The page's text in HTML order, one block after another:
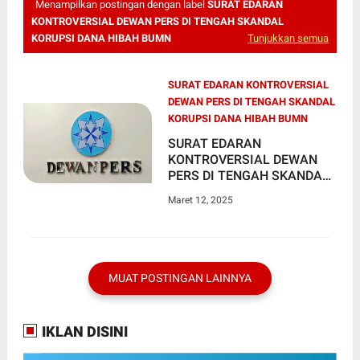
Menampilkan postingan dengan label SURAT EDARAN
KONTROVERSIAL DEWAN PERS DI TENGAH SKANDAL
KORUPSI DANA HIBAH BUMN
Tunjukkan semua
SURAT EDARAN KONTROVERSIAL
DEWAN PERS DI TENGAH SKANDAL
KORUPSI DANA HIBAH BUMN
SURAT EDARAN
KONTROVERSIAL DEWAN
PERS DI TENGAH SKANDAL
BUMN
Maret 12, 2025
MUAT POSTINGAN LAINNYA
IKLAN DISINI